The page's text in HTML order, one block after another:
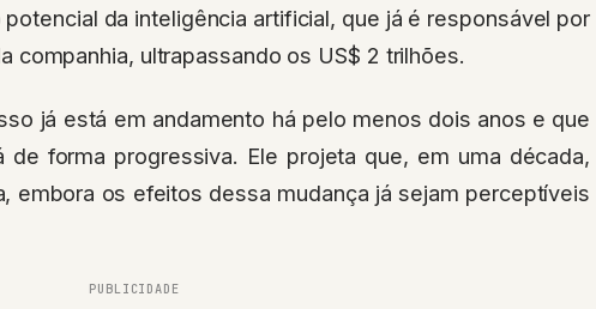
da inteligência artificial, que já é responsável por
companhia, ultrapassando os US$ 2 trilhões.
já está em andamento há pelo menos dois anos e que
de forma progressiva. Ele projeta que, em uma década,
embora os efeitos dessa mudança já sejam perceptíveis
PUBLICIDADE